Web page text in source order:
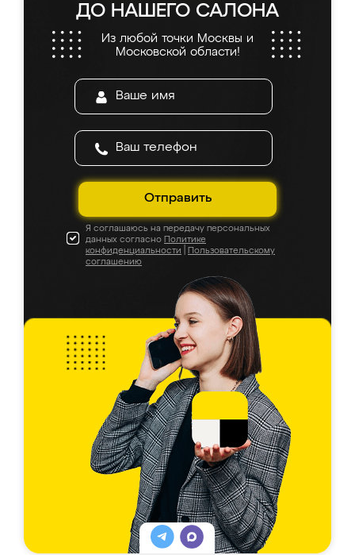
ДО НАШЕГО САЛОНА
Из любой точки Москвы и
Московской области!
Отправить
Я соглашаюсь на передачу персональных
данных согласно Политике
конфиденциальности
Пользовательскому
соглашению